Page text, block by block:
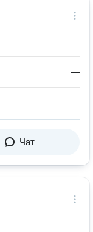
—
Чат